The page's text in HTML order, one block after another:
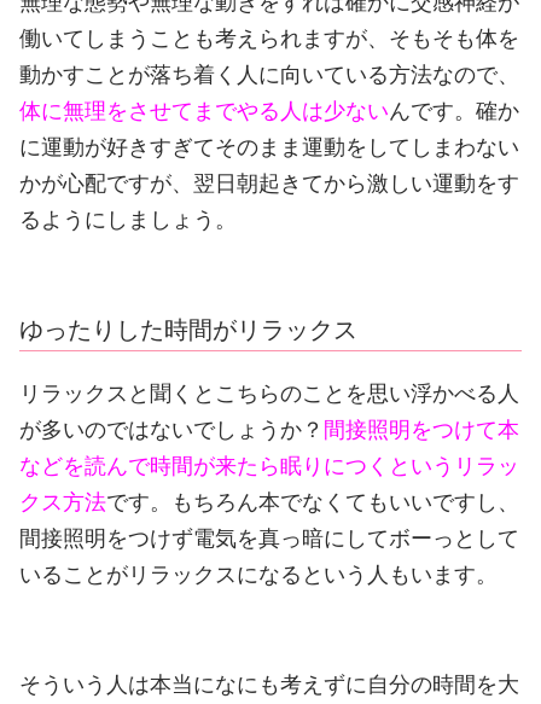
働いてしまうことも考えられますが、そもそも体を
動かすことが落ち着く人に向いている方法なので、
体に無理をさせてまでやる人は少ないんです。 確か
に運動が好きすぎてそのまま運動をしてしまわない
かが心配ですが、翌日朝起きてから激しい運動をす
るようにしましょう。
ゆったりした時間がリラックス
リラックスと聞くとこちらのことを思い浮かべる人
が多いのではないでしょうか？ 間接照明をつけて本
などを読んで時間が来たら眠りにつくというリラッ
クス方法です。もちろん本でなくてもいいですし、
間接照明をつけず電気を真っ暗にしてボーっとして
いることがリラックスになるという人もいます。
そういう人は本当になにも考えずに自分の時間を大